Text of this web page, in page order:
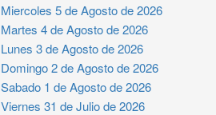
Miercoles 5 de Agosto de 2026
Martes 4 de Agosto de 2026
Lunes 3 de Agosto de 2026
Domingo 2 de Agosto de 2026
Sabado 1 de Agosto de 2026
Viernes 31 de Julio de 2026